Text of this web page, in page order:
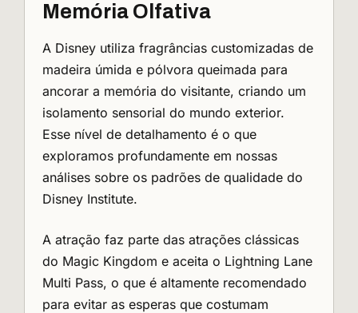
Memória Olfativa
A Disney utiliza fragrâncias customizadas de
madeira úmida e pólvora queimada para
ancorar a memória do visitante, criando um
isolamento sensorial do mundo exterior.
Esse nível de detalhamento é o que
exploramos profundamente em nossas
análises sobre os padrões de qualidade do
Disney Institute.
A atração faz parte das atrações clássicas
do Magic Kingdom e aceita o Lightning Lane
Multi Pass, o que é altamente recomendado
para evitar as esperas que costumam